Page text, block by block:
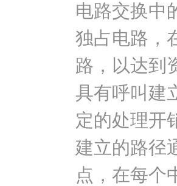
电路交换中
独占电路，
路，以达到
具有呼叫建
定的处理开
建立的路径
点，在每个